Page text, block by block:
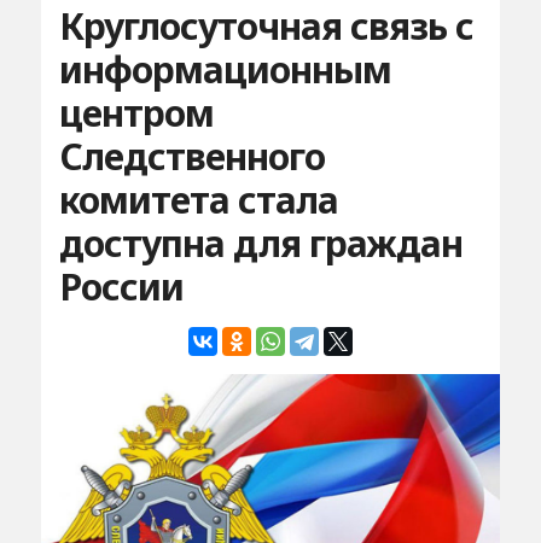
Круглосуточная связь с
информационным
центром
Следственного
комитета стала
доступна для граждан
России